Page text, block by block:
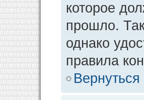
которое
прошло.
однако
правила